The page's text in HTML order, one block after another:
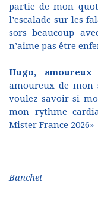
partie de mon
l’escalade sur les
sors beaucoup
n’aime pas être
Hugo,
amoureux de
voulez savoir si
mon rythme
Mister France 2026»
Banchet